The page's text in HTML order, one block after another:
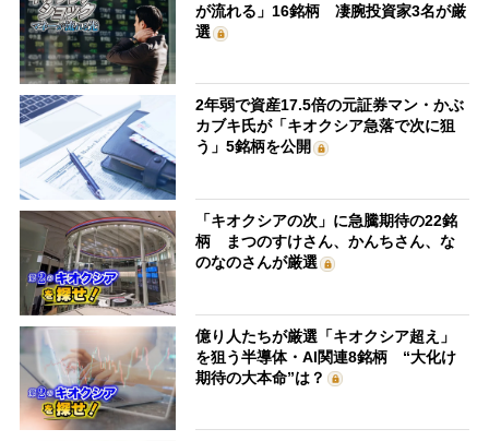
が流れる」16銘柄 凄腕投資家3名が厳
選
2年弱で資産17.5倍の元証券マン・かぶ
カブキ氏が「キオクシア急落で次に狙
う」5銘柄を公開
「キオクシアの次」に急騰期待の22銘
柄 まつのすけさん、かんちさん、な
のなのさんが厳選
億り人たちが厳選「キオクシア超え」
を狙う半導体・AI関連8銘柄 “大化け
期待の大本命”は？